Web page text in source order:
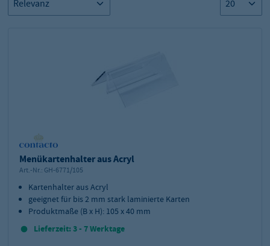
Menükartenhalter aus Acryl
Art.-Nr.: GH-6771/105
Kartenhalter aus Acryl
geeignet für bis 2 mm stark laminierte Karten
Produktmaße (B x H): 105 x 40 mm
Lieferzeit: 3 - 7 Werktage